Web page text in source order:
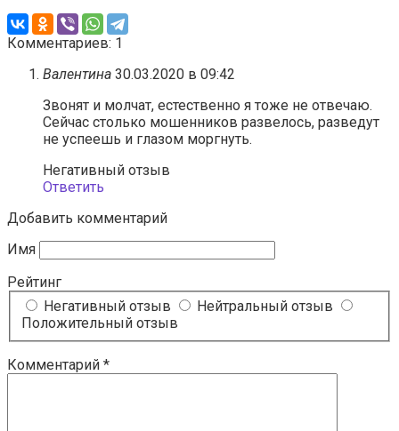
Комментариев: 1
Валентина 30.03.2020 в 09:42
Звонят и молчат, естественно я тоже не отвечаю.
Сейчас столько мошенников развелось, разведут
не успеешь и глазом моргнуть.
Негативный отзыв
Ответить
Добавить комментарий
Имя
Рейтинг
Негативный отзыв
Нейтральный отзыв
Положительный отзыв
Комментарий *